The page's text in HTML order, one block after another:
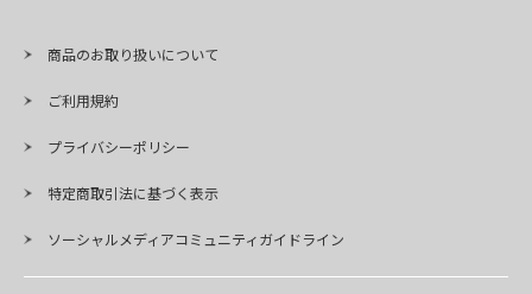
商品のお取り扱いについて
ご利用規約
プライバシーポリシー
特定商取引法に基づく表示
ソーシャルメディアコミュニティガイドライン